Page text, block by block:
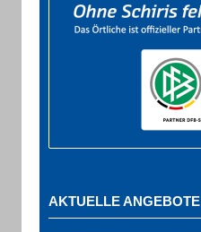
AKTUELLE ANGEBOTE